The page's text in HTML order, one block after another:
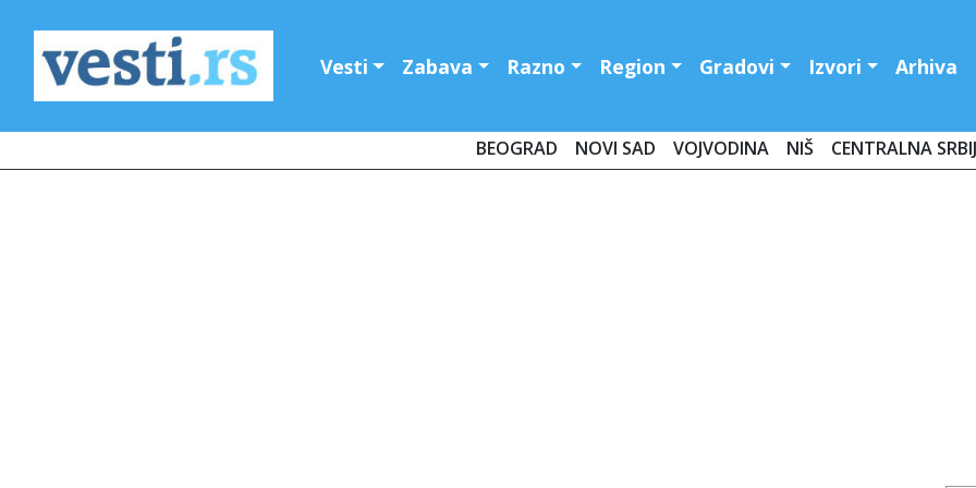
Vesti Zabava Razno Region Gradovi Izvori Arhiva
BEOGRAD NOVI SAD VOJVODINA NIŠ CENTRALNA